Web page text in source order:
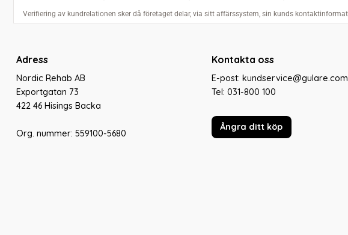
Adress
Nordic Rehab AB
Exportgatan 73
422 46 Hisings Backa
Org. nummer: 559100-5680
Kontakta oss
E-post: kundservice@gulare.com
Tel: 031-800 100
Ångra ditt köp